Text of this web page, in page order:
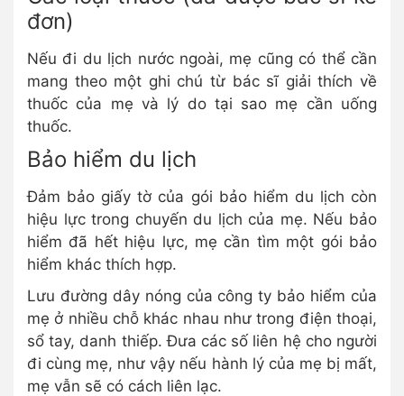
đơn)
Nếu đi du lịch nước ngoài, mẹ cũng có thể cần
mang theo một ghi chú từ bác sĩ giải thích về
thuốc của mẹ và lý do tại sao mẹ cần uống
thuốc.
Bảo hiểm du lịch
Đảm bảo giấy tờ của gói bảo hiểm du lịch còn
hiệu lực trong chuyến du lịch của mẹ. Nếu bảo
hiểm đã hết hiệu lực, mẹ cần tìm một gói bảo
hiểm khác thích hợp.
Lưu đường dây nóng của công ty bảo hiểm của
mẹ ở nhiều chỗ khác nhau như trong điện thoại,
sổ tay, danh thiếp. Đưa các số liên hệ cho người
đi cùng mẹ, như vậy nếu hành lý của mẹ bị mất,
mẹ vẫn sẽ có cách liên lạc.